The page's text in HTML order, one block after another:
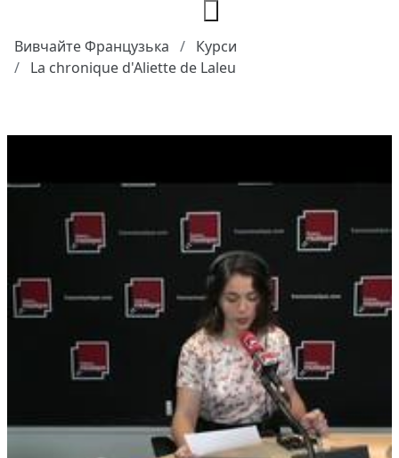
Вивчайте Французька
Курси
La chronique d'Aliette de Laleu